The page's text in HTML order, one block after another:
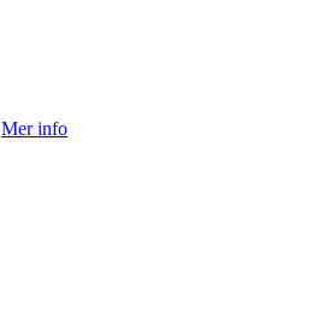
Mer info